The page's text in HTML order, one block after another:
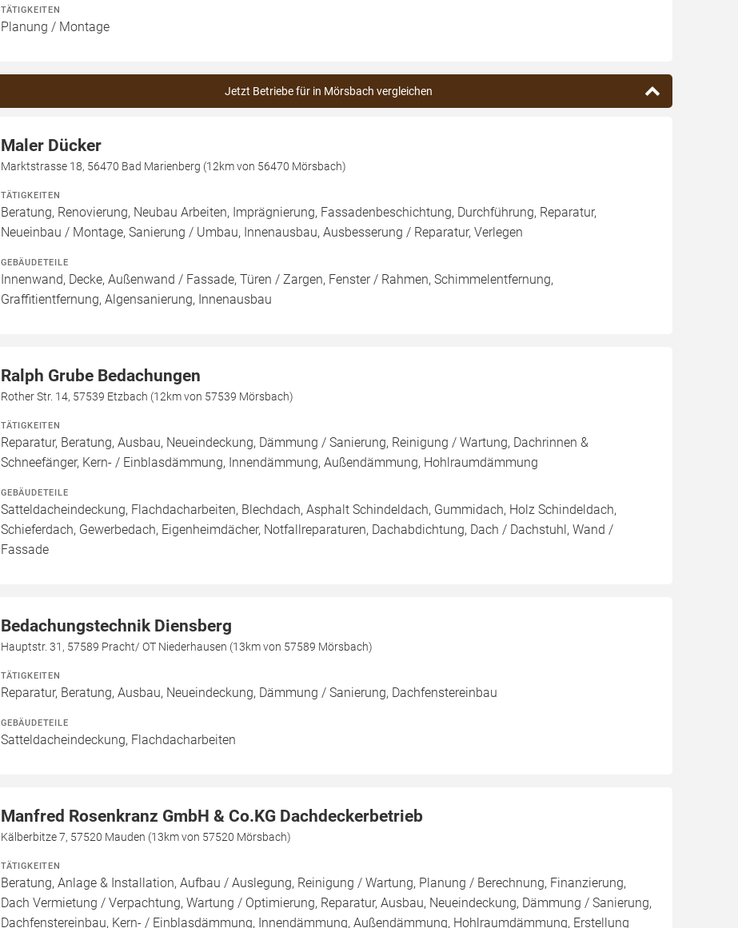
TÄTIGKEITEN
Planung / Montage
Jetzt Betriebe für in Mörsbach vergleichen
Maler Dücker
Marktstrasse 18, 56470 Bad Marienberg (12km von 56470 Mörsbach)
TÄTIGKEITEN
Beratung, Renovierung, Neubau Arbeiten, Imprägnierung, Fassadenbeschichtung, Durchführung, Reparatur,
Neueinbau / Montage, Sanierung / Umbau, Innenausbau, Ausbesserung / Reparatur, Verlegen
GEBÄUDETEILE
Innenwand, Decke, Außenwand / Fassade, Türen / Zargen, Fenster / Rahmen, Schimmelentfernung,
Graffitientfernung, Algensanierung, Innenausbau
Ralph Grube Bedachungen
Rother Str. 14, 57539 Etzbach (12km von 57539 Mörsbach)
TÄTIGKEITEN
Reparatur, Beratung, Ausbau, Neueindeckung, Dämmung / Sanierung, Reinigung / Wartung, Dachrinnen &
Schneefänger, Kern- / Einblasdämmung, Innendämmung, Außendämmung, Hohlraumdämmung
GEBÄUDETEILE
Satteldacheindeckung, Flachdacharbeiten, Blechdach, Asphalt Schindeldach, Gummidach, Holz Schindeldach,
Schieferdach, Gewerbedach, Eigenheimdächer, Notfallreparaturen, Dachabdichtung, Dach / Dachstuhl, Wand /
Fassade
Bedachungstechnik Diensberg
Hauptstr. 31, 57589 Pracht/ OT Niederhausen (13km von 57589 Mörsbach)
TÄTIGKEITEN
Reparatur, Beratung, Ausbau, Neueindeckung, Dämmung / Sanierung, Dachfenstereinbau
GEBÄUDETEILE
Satteldacheindeckung, Flachdacharbeiten
Manfred Rosenkranz GmbH & Co.KG Dachdeckerbetrieb
Kälberbitze 7, 57520 Mauden (13km von 57520 Mörsbach)
TÄTIGKEITEN
Beratung, Anlage & Installation, Aufbau / Auslegung, Reinigung / Wartung, Planung / Berechnung, Finanzierung,
Dach Vermietung / Verpachtung, Wartung / Optimierung, Reparatur, Ausbau, Neueindeckung, Dämmung / Sanierung,
Dachfenstereinbau, Kern- / Einblasdämmung, Innendämmung, Außendämmung, Hohlraumdämmung, Erstellung